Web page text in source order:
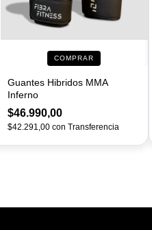
COMPRAR
Guantes Hibridos MMA
Inferno
$46.990,00
$42.291,00 con Transferencia